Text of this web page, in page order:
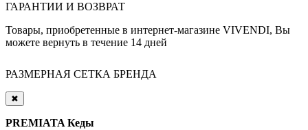
ГАРАНТИИ И ВОЗВРАТ
Товары, приобретенные в интернет-магазине VIVENDI, Вы
можете вернуть в течение 14 дней
РАЗМЕРНАЯ СЕТКА БРЕНДА
✖
PREMIATA Кеды